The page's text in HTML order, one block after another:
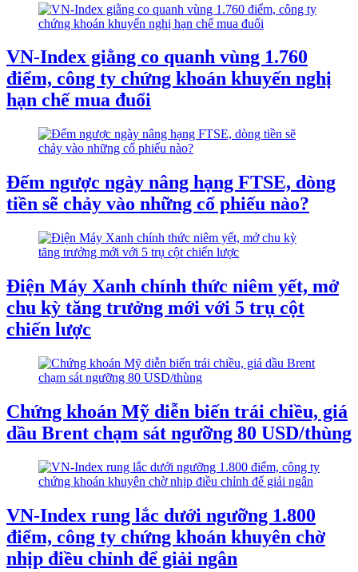
VN-Index giằng co quanh vùng 1.760
điểm, công ty chứng khoán khuyến nghị
hạn chế mua đuổi
Đếm ngược ngày nâng hạng FTSE, dòng
tiền sẽ chảy vào những cổ phiếu nào?
Điện Máy Xanh chính thức niêm yết, mở
chu kỳ tăng trưởng mới với 5 trụ cột
chiến lược
Chứng khoán Mỹ diễn biến trái chiều, giá
dầu Brent chạm sát ngưỡng 80 USD/thùng
VN-Index rung lắc dưới ngưỡng 1.800
điểm, công ty chứng khoán khuyên chờ
nhịp điều chỉnh để giải ngân